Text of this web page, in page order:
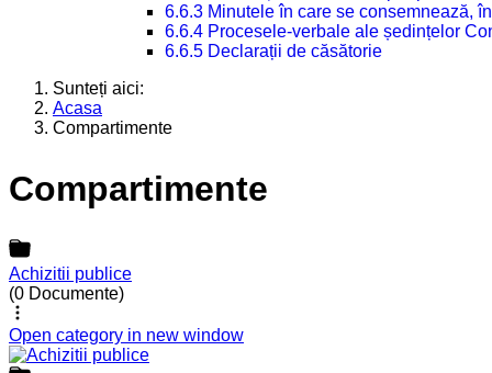
6.6.3 Minutele în care se consemnează,
6.6.4 Procesele-verbale ale ședințelor
6.6.5 Declarații de căsătorie
Sunteți aici:
Acasa
Compartimente
Compartimente
Achizitii publice
(0 Documente)
Open category in new window